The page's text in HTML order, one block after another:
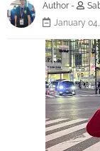
Author -
January